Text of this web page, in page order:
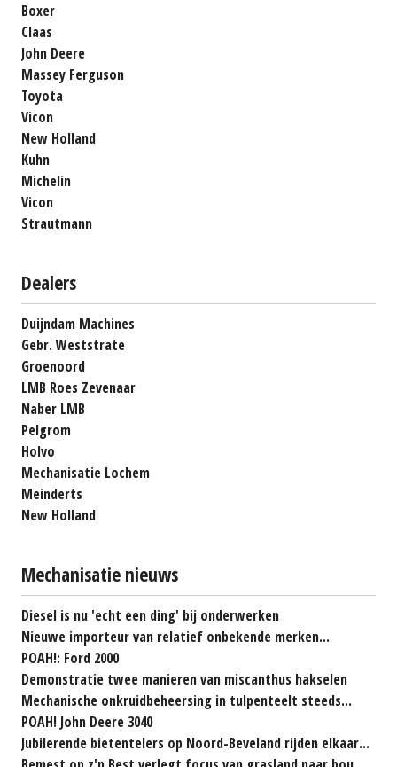
Boxer
Claas
John Deere
Massey Ferguson
Toyota
Vicon
New Holland
Kuhn
Michelin
Vicon
Strautmann
Dealers
Duijndam Machines
Gebr. Weststrate
Groenoord
LMB Roes Zevenaar
Naber LMB
Pelgrom
Holvo
Mechanisatie Lochem
Meinderts
New Holland
Mechanisatie nieuws
Diesel is nu 'echt een ding' bij onderwerken
Nieuwe importeur van relatief onbekende merken...
POAH!: Ford 2000
Demonstratie twee manieren van miscanthus hakselen
Mechanische onkruidbeheersing in tulpenteelt steeds...
POAH! John Deere 3040
Jubilerende bietentelers op Noord-Beveland rijden elkaar...